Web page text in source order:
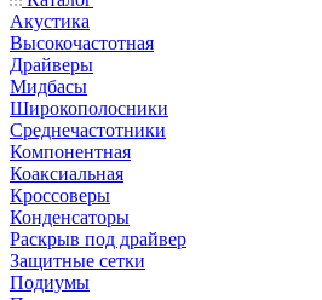
Акустика
Высокочастотная
Драйверы
Мидбасы
Широкополосники
Среднечастотники
Компонентная
Коаксиальная
Кроссоверы
Конденсаторы
Раскрыв под драйвер
Защитные сетки
Подиумы